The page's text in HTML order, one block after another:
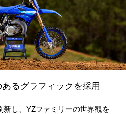
るグラフィックを採用
新し、YZファミリーの世界観を